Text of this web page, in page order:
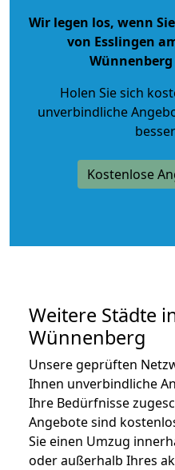
Wir legen los, wenn
von Esslingen
Holen Sie sich
unverbindliche
Kostenlose
Weitere Städte
Wünnenberg
Unsere geprüften
Ihnen unverbindliche
Ihre Bedürfnisse
Angebote sind
Sie einen Umzug
oder außerhalb Ihres